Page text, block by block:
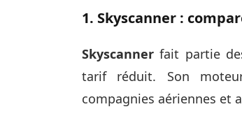
1. Skyscanner :
Skyscannerfait partie
tarif réduit. Son
compagnies aériennes et